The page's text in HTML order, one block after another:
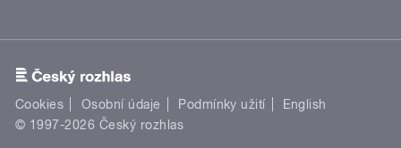
Cookies Osobní údaje Podmínky užití
English
© 1997-2026 Český rozhlas